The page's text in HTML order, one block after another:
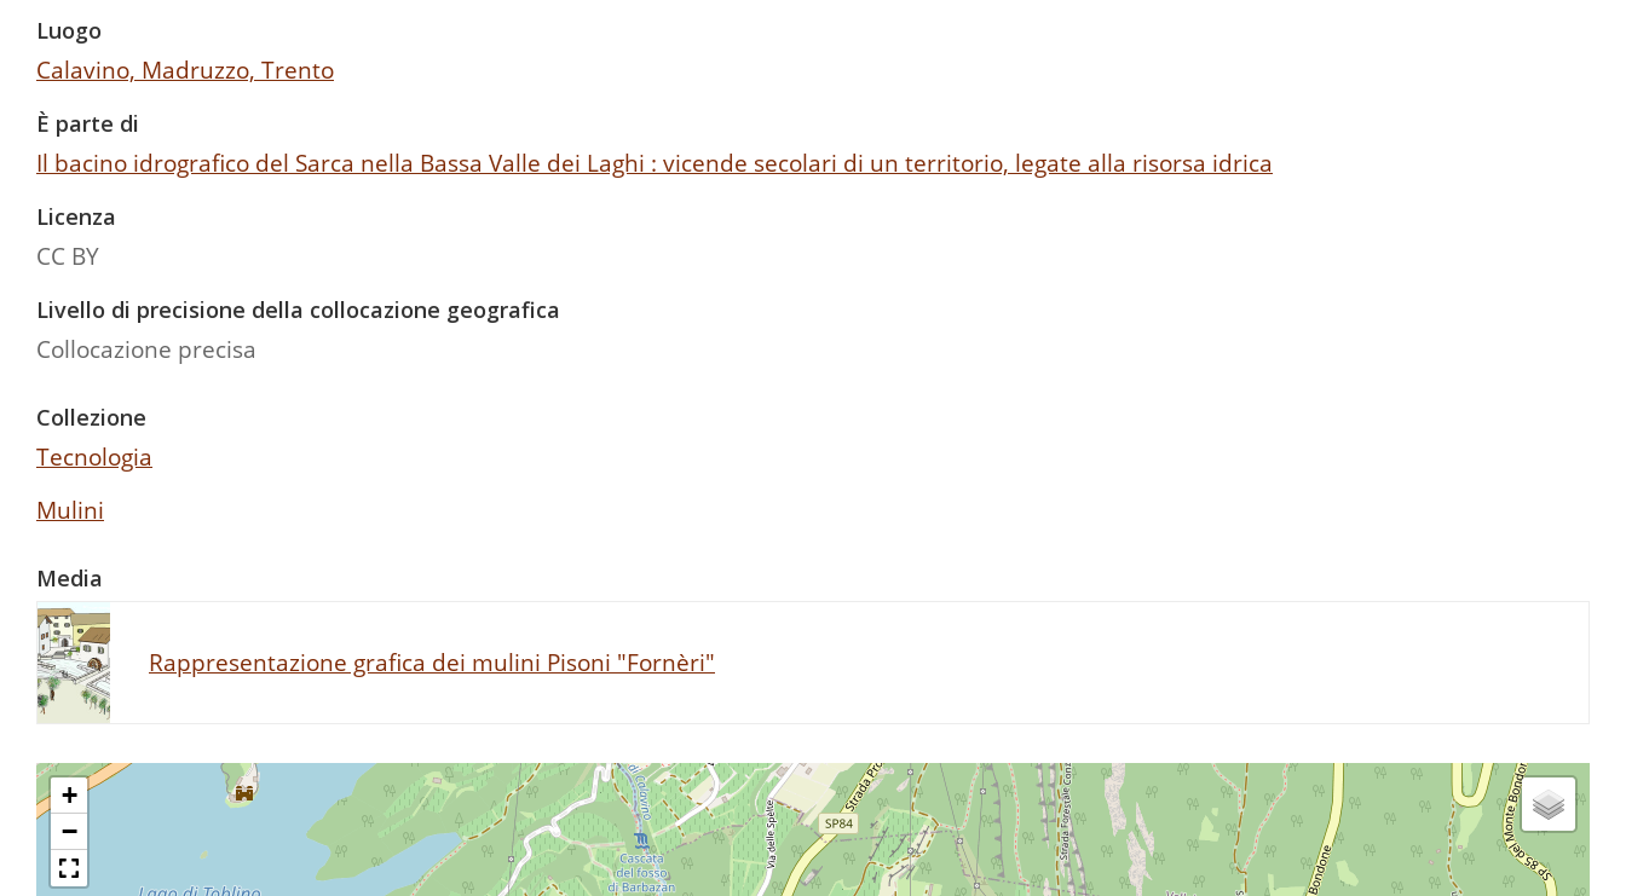
Luogo
Calavino, Madruzzo, Trento
È parte di
Il bacino idrografico del Sarca nella Bassa Valle dei Laghi : vicende secolari di un territorio, legate alla risorsa idrica
Licenza
CC BY
Livello di precisione della collocazione geografica
Collocazione precisa
Collezione
Tecnologia
Mulini
Media
Rappresentazione grafica dei mulini Pisoni "Fornèri"
+
−